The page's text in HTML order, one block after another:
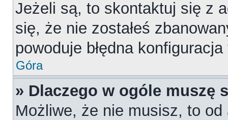
Jeżeli są, to skontaktuj się z
się, że nie zostałeś
powoduje błędna
Góra
» Dlaczego w ogóle muszę
Możliwe, że nie musisz, to